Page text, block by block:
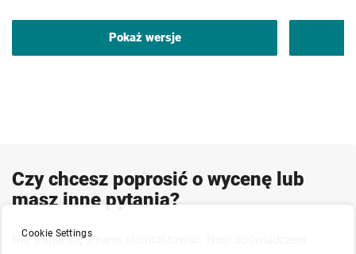
Pokaż wersje
Czy chcesz poprosić o wycenę lub
masz inne pytania?
Nie wahaj się z nami skontaktować. Nasi doświadczeni
Cookie Settings